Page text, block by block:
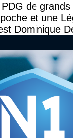
de
et une
Dominique